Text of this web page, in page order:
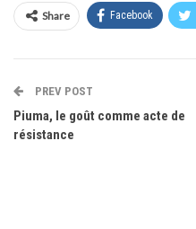
Share Facebook
PREV POST
Piuma, le goût comme acte de
résistance